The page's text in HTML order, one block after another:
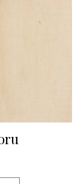
€ - 12,00 €
Tällä tuotteella